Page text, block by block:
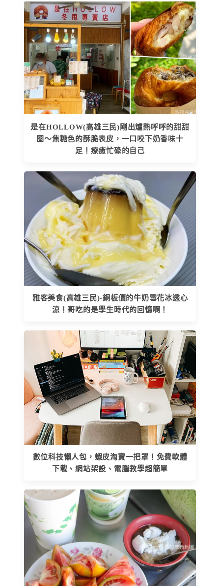
是在HOLLOW(高雄三民)剛出爐熱呼呼的甜甜
圈～焦糖色的酥脆表皮，一口咬下奶香味十
足！療癒忙碌的自己
雅客美食(高雄三民)-銅板價的牛奶雪花冰透心
涼！哥吃的是學生時代的回憶啊！
數位科技懶人包，蝦皮淘寶一把罩！免費軟體
下載、網站架設、電腦教學超簡單